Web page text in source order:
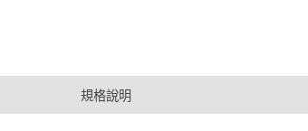
規格說明